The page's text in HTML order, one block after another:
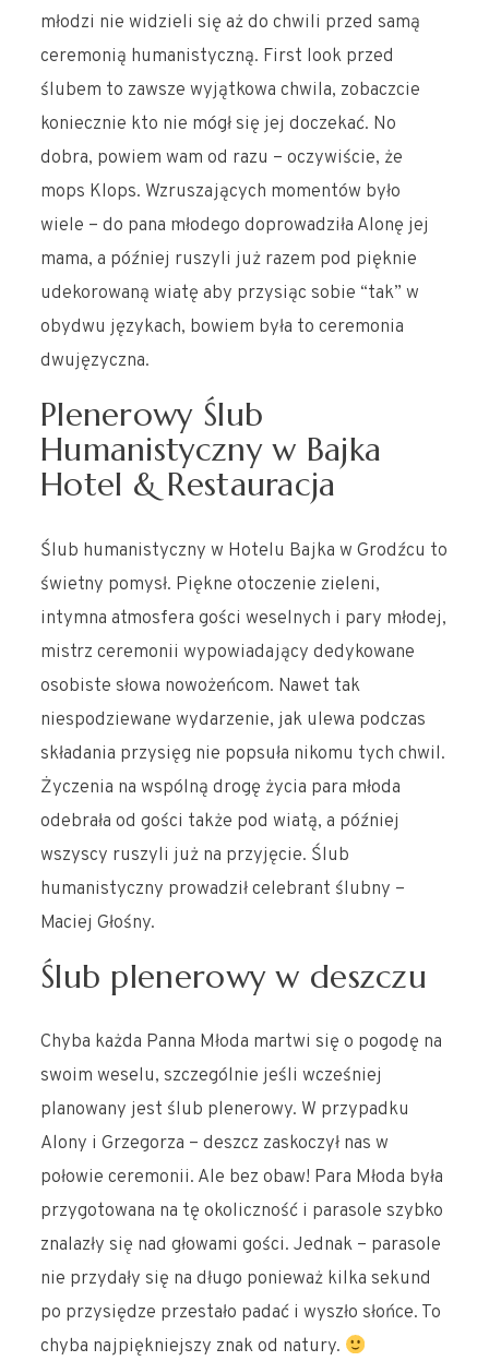
młodzi nie widzieli się aż do chwili przed samą
ceremonią humanistyczną. First look przed
ślubem to zawsze wyjątkowa chwila, zobaczcie
koniecznie kto nie mógł się jej doczekać. No
dobra, powiem wam od razu – oczywiście, że
mops Klops. Wzruszających momentów było
wiele – do pana młodego doprowadziła Alonę jej
mama, a później ruszyli już razem pod pięknie
udekorowaną wiatę aby przysiąc sobie “tak” w
obydwu językach, bowiem była to ceremonia
dwujęzyczna.
Plenerowy Ślub
Humanistyczny w Bajka
Hotel & Restauracja
Ślub humanistyczny w Hotelu Bajka w Grodźcu to
świetny pomysł. Piękne otoczenie zieleni,
intymna atmosfera gości weselnych i pary młodej,
mistrz ceremonii wypowiadający dedykowane
osobiste słowa nowożeńcom. Nawet tak
niespodziewane wydarzenie, jak ulewa podczas
składania przysięg nie popsuła nikomu tych chwil.
Życzenia na wspólną drogę życia para młoda
odebrała od gości także pod wiatą, a później
wszyscy ruszyli już na przyjęcie. Ślub
humanistyczny prowadził celebrant ślubny –
Maciej Głośny.
Ślub plenerowy w deszczu
Chyba każda Panna Młoda martwi się o pogodę na
swoim weselu, szczególnie jeśli wcześniej
planowany jest ślub plenerowy. W przypadku
Alony i Grzegorza – deszcz zaskoczył nas w
połowie ceremonii. Ale bez obaw! Para Młoda była
przygotowana na tę okoliczność i parasole szybko
znalazły się nad głowami gości. Jednak – parasole
nie przydały się na długo ponieważ kilka sekund
po przysiędze przestało padać i wyszło słońce. To
chyba najpiękniejszy znak od natury.